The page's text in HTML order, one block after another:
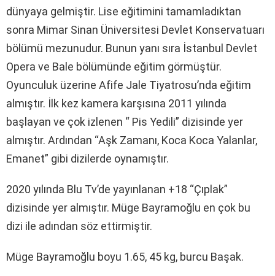
dünyaya gelmiştir. Lise eğitimini tamamladıktan
sonra Mimar Sinan Üniversitesi Devlet Konservatuarı
bölümü mezunudur. Bunun yanı sıra İstanbul Devlet
Opera ve Bale bölümünde eğitim görmüştür.
Oyunculuk üzerine Afife Jale Tiyatrosu’nda eğitim
almıştır. İlk kez kamera karşısına 2011 yılında
başlayan ve çok izlenen “ Pis Yedili” dizisinde yer
almıştır. Ardından “Aşk Zamanı, Koca Koca Yalanlar,
Emanet” gibi dizilerde oynamıştır.
2020 yılında Blu Tv’de yayınlanan +18 “Çıplak”
dizisinde yer almıştır. Müge Bayramoğlu en çok bu
dizi ile adından söz ettirmiştir.
Müge Bayramoğlu boyu 1.65, 45 kg, burcu Başak.